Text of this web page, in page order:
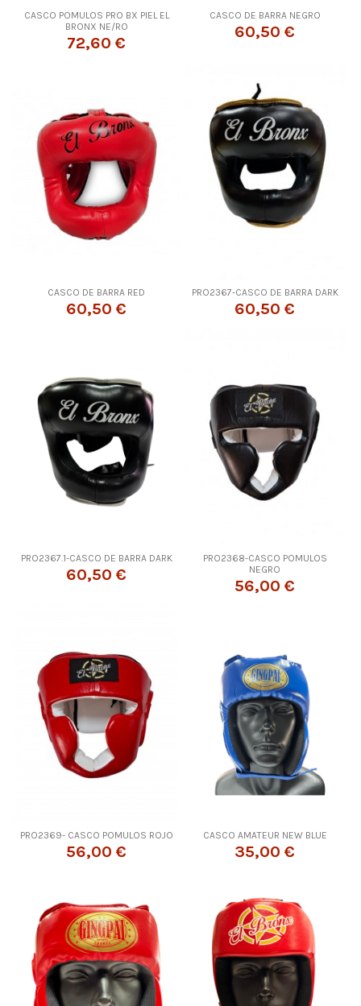
CASCO POMULOS PRO BX PIEL EL
BRONX NE/RO
72,60 €
CASCO DE BARRA NEGRO
60,50 €
CASCO DE BARRA RED
60,50 €
PRO2367-CASCO DE BARRA DARK
60,50 €
PRO2367.1-CASCO DE BARRA DARK
60,50 €
PRO2368-CASCO POMULOS
NEGRO
56,00 €
PRO2369- CASCO POMULOS ROJO
56,00 €
CASCO AMATEUR NEW BLUE
35,00 €